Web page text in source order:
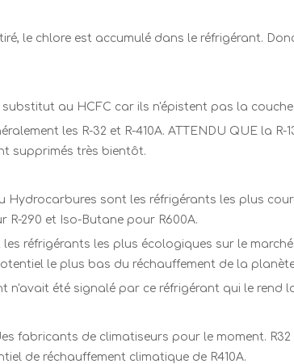
le chlore est accumulé dans le réfrigérant.
au HCFC car ils n'épistent pas la
les R-32 et R-410A. ATTENDU QUE la
supprimés très bientôt.
sont les réfrigérants les plus
290 et Iso-Butane pour R600A.
réfrigérants les plus écologiques sur le
le plus bas du réchauffement de la
n'avait été signalé par ce réfrigérant qui le rend
fabricants de climatiseurs pour le moment.
de réchauffement climatique de R410A.